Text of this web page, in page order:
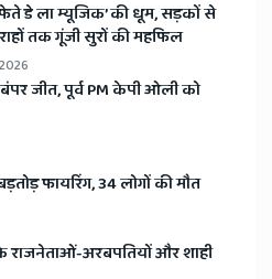
डे ला म्यूजिक’ की धूम, सड़कों से
तक गूंजी सुरों की महफिल
जीत, पूर्व PM केपी ओली को
फायरिंग, 34 लोगों की मौत
अरबपतियों और शाही